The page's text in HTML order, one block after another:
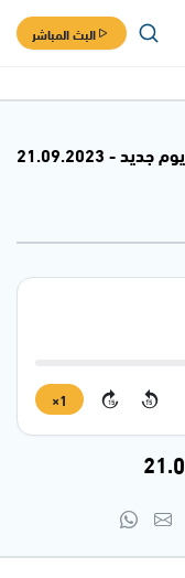
البث المباشر
يوم جديد - 21.09.2023
15
15
1×